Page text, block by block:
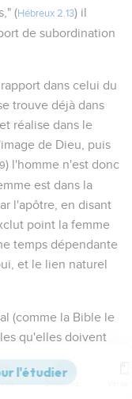
(Hébreux 2.13) il
de subordination
dans celui du
trouve déjà dans
réalise dans le
de Dieu, puis
) l'homme n'est donc
est dans la
l'apôtre, en disant
point la femme
temps dépendante
et le lien naturel
(comme la Bible le
qu'elles doivent
n'est que pour le